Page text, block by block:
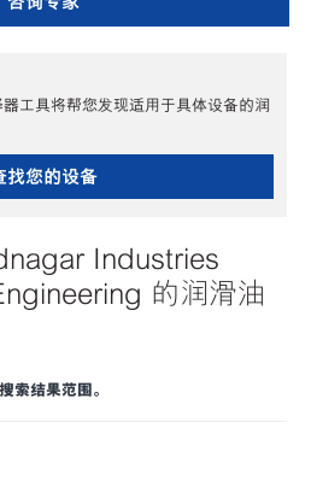
工具将帮您发现适用于具体设备的润
找您的设备
Industries
的润滑油
索结果范围。